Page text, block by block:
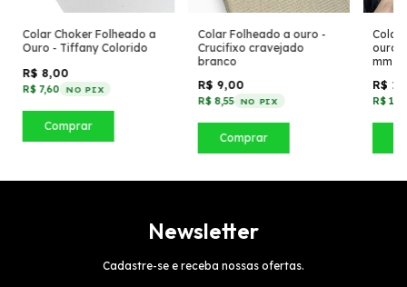
Colar Choker Folheado a
Ouro - Tiffany Colorido
R$ 8,00
R$ 7,60 NO PIX
Comprar
Colar Folheado a ouro -
Crucifixo cravejado
branco
R$ 9,00
R$ 8,55 NO PIX
Comprar
Colar
ouro -
mm
R$
R$
Newsletter
Cadastre-se e receba nossas ofertas.